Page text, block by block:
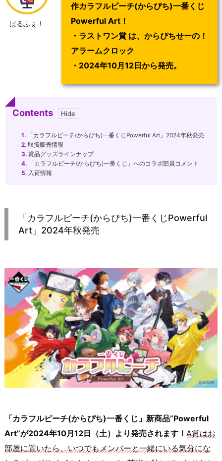
ぱるふぇ！
作カラフルピーチ(からぴち)一番くじ
Powerful Art！
・ラストワン賞 は、からぴちせーの！
アラームクロック
・ 2024年10月12日から発売。
Contents
1.「カラフルピーチ(からぴち)一番くじPowerful Art」2024年秋発売
2.取扱販売情報
3.賞品グッズラインナップ
4.「カラフルピーチ(からぴち)一番くじ」へのコラボ部員コメント
5.入荷情報
「カラフルピーチ(からぴち)一番くじPowerful
Art」2024年秋発売
「カラフルピーチ(からぴち)一番くじ」新商品”Powerful
Art”が2024年10月12日（土）より発売されます！ A賞はお
部屋に置いたら、いつでもメンバーと一緒にいる気分にな